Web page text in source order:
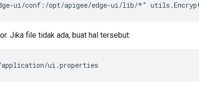
ui/conf:/opt/apigee/edge-ui/lib/*"
Jika file tidak ada, buat hal tersebut:
ui.properties